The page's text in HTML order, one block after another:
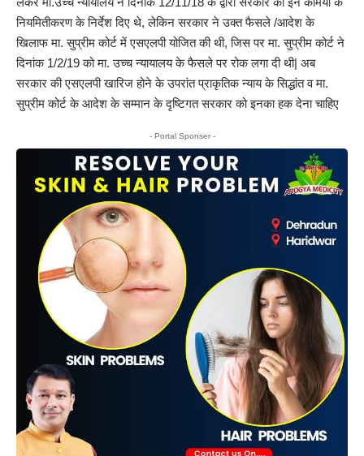
नियमितीकरण के निर्देश दिए थे, लेकिन सरकार ने उक्त फैसले /आदेश के
खिलाफ मा. सुप्रीम कोर्ट में एसएलपी योजित की थी, जिस पर मा. सुप्रीम कोर्ट ने
दिनांक 1/2/19 को मा. उच्च न्यायालय के फैसले पर रोक लगा दी थी| अब
सरकार की एसएलपी खारिज होने के उपरांत प्राकृतिक न्याय के सिद्धांत व मा.
सुप्रीम कोर्ट के आदेश के सम्मान के दृष्टिगत सरकार को इनका हक देना चाहिए
- Portal Sponser -